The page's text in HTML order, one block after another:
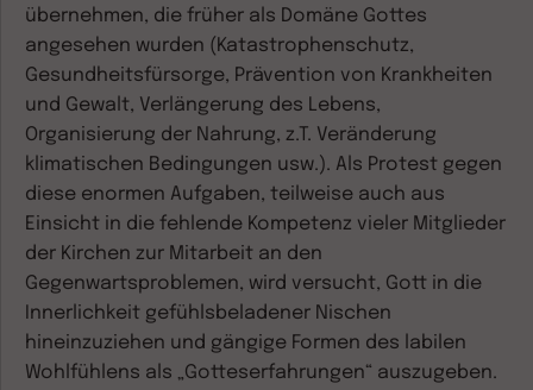
übernehmen, die früher als Domäne Gottes
angesehen wurden (Katastrophenschutz,
Gesundheitsfürsorge, Prävention von Krankheiten
und Gewalt, Verlängerung des Lebens,
Organisierung der Nahrung, z.T. Veränderung
klimatischen Bedingungen usw.). Als Protest gegen
diese enormen Aufgaben, teilweise auch aus
Einsicht in die fehlende Kompetenz vieler Mitglieder
der Kirchen zur Mitarbeit an den
Gegenwartsproblemen, wird versucht, Gott in die
Innerlichkeit gefühlsbeladener Nischen
hineinzuziehen und gängige Formen des labilen
Wohlfühlens als „Gotteserfahrungen“ auszugeben.